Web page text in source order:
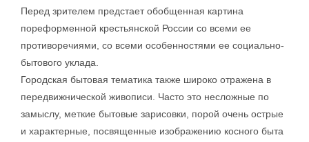
Перед зрителем предстает обобщенная картина
пореформенной крестьянской России со всеми ее
противоречиями, со всеми особенностями ее социально-
бытового уклада.
Городская бытовая тематика также широко отражена в
передвижнической живописи. Часто это несложные по
замыслу, меткие бытовые зарисовки, порой очень острые
и характерные, посвященные изображению косного быта